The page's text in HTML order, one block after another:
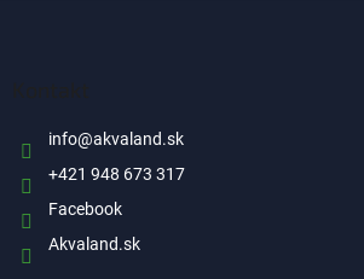
info@akvaland.sk
+421 948 673 317
Facebook
Akvaland.sk